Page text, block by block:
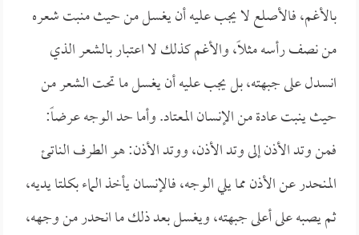
بالأغم، فالأصلع لا يجب عليه أن يغسل من حيث منبت شعره
من نصف رأسه مثلاً، والأغم كذلك لا اعتبار بالشعر الذي
انسدل على جبهته، بل يجب عليه أن يغسل ما تحت الشعر من
حيث ينبت عادة من الإنسان المعتاد. وأما حد الوجه عرضاً:
فمن وتد الأذن إلى وتد الأذن، ووتد الأذن: هو الطرف الناتئ
المنحدر عن الأذن مما يلي الوجه، فالإنسان يأخذ الماء بكلتا يديه،
ثم يصبه على أعلى جبهته، ويغسل بعد ذلك ما انحدر من وجهه،